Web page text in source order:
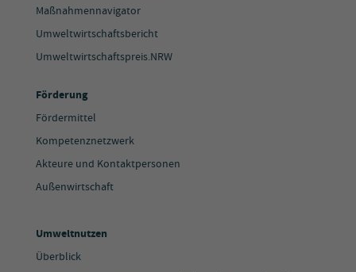
Maßnahmennavigator
Umweltwirtschaftsbericht
Umweltwirtschaftspreis.NRW
Förderung
Fördermittel
Kompetenznetzwerk
Akteure und Kontaktpersonen
Außenwirtschaft
Umweltnutzen
Überblick